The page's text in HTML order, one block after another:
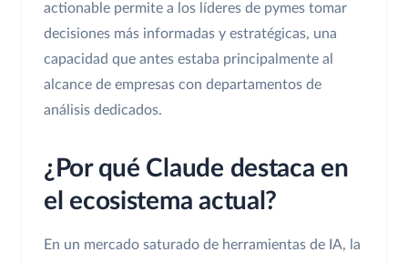
actionable permite a los líderes de pymes tomar
decisiones más informadas y estratégicas, una
capacidad que antes estaba principalmente al
alcance de empresas con departamentos de
análisis dedicados.
¿Por qué Claude destaca en
el ecosistema actual?
En un mercado saturado de herramientas de IA, la